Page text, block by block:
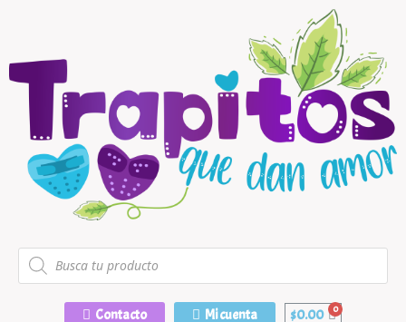
Contacto Mi cuenta $0.00